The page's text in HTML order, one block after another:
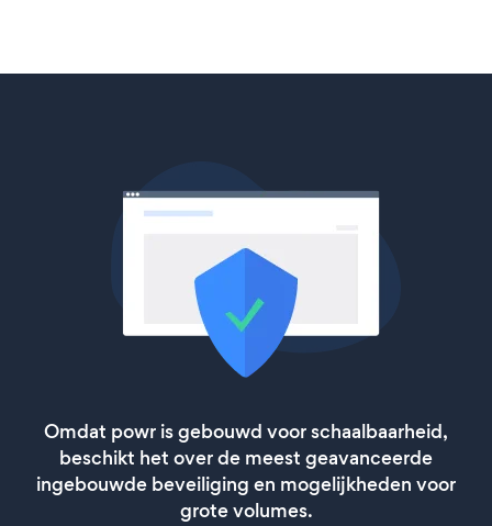
Omdat powr is gebouwd voor schaalbaarheid,
beschikt het over de meest geavanceerde
ingebouwde beveiliging en mogelijkheden voor
grote volumes.